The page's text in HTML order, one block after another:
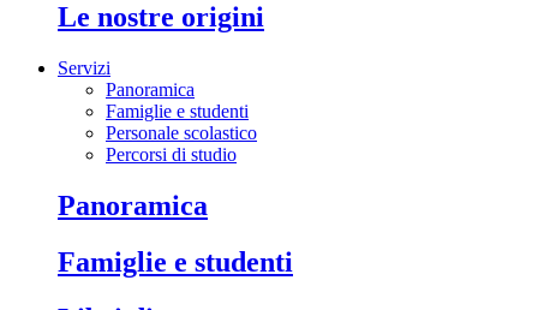
le nostre origini
Servizi
Panoramica
Famiglie e studenti
Personale scolastico
Percorsi di studio
panoramica
famiglie e studenti